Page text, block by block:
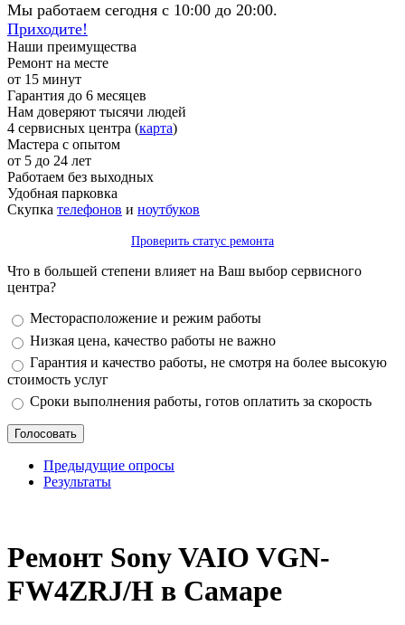
Мы работаем сегодня с 10:00 до 20:00.
Приходите!
Наши преимущества
Ремонт на месте
от 15 минут
Гарантия до 6 месяцев
Нам доверяют тысячи людей
4 сервисных центра (карта)
Мастера с опытом
от 5 до 24 лет
Работаем без выходных
Удобная парковка
Скупка телефонов и ноутбуков
Проверить статус ремонта
Что в большей степени влияет на Ваш выбор сервисного
центра?
Варианты
Месторасположение и режим работы
Низкая цена, качество работы не важно
Гарантия и качество работы, не смотря на более высокую
стоимость услуг
Сроки выполнения работы, готов оплатить за скорость
Предыдущие опросы
Результаты
Ремонт Sony VAIO VGN-
FW4ZRJ/H в Самаре